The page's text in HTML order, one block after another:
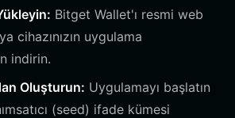
Bitget Wallet'ı resmi web
cihazınızın uygulama
indirin.
Oluşturun: Uygulamayı başlatın
(seed) ifade kümesi